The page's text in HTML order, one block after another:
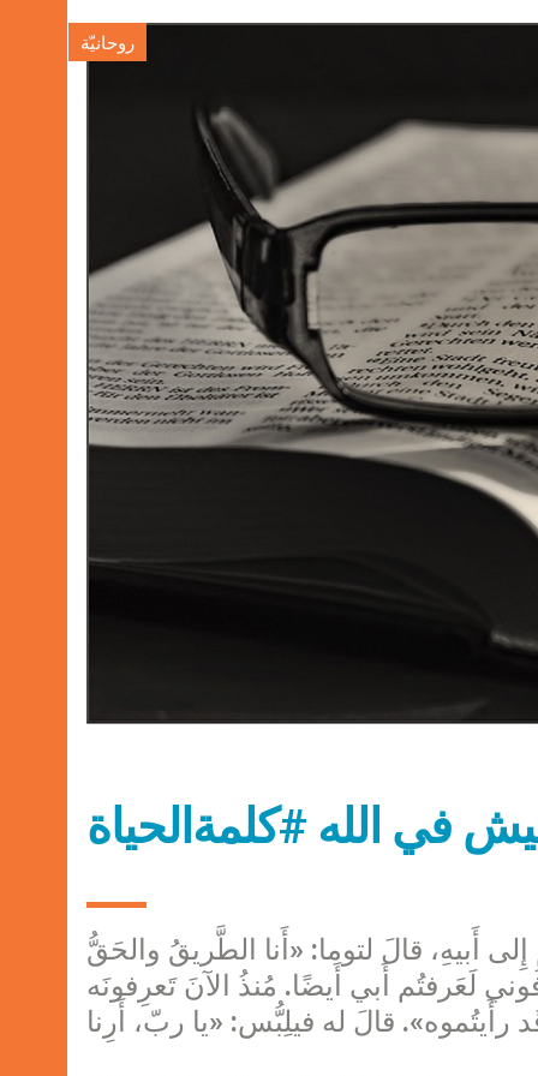
روحانيّة
في الله #كلمةالحياة
أَبيهِ، قالَ لتوما: «أَنا الطَّريقُ والحَقُّ
لَعَرفتُم أَبي أَيضًا. مُنذُ الآنَ تَعرِفونَه